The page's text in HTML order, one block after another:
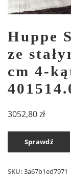
Huppe
ze
cm 4-
3052,80zł
Sprawdź
SKU: 3a67b1ed7971